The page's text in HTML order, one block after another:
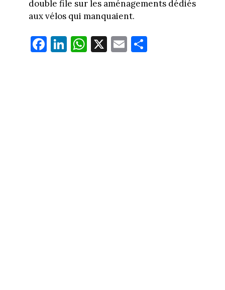
double file sur les aménagements dédiés
aux vélos qui manquaient.
Fa
ce
Li
nk
W
ha
X E
m
Pa
rt